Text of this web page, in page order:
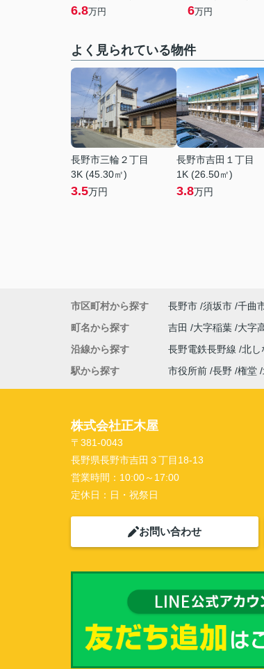
6.8万円 6万円
よく見られている物件
長野市三輪２丁目
3K (45.30㎡)
3.5万円
長野市吉田１丁目
1K (26.50㎡)
3.8万円
市区町村から探す 長野市 須坂市 千曲
町名から探す
吉田 大字稲葉 大字
沿線から探す
長野電鉄長野線 北し
駅から探す
市役所前 長野 権堂
株式会社正木屋
〒381-0043
長野県長野市吉田３丁目18-13
営業時間： 10:00～17:00
定休日： 日・祝祭日
お問い合わせ